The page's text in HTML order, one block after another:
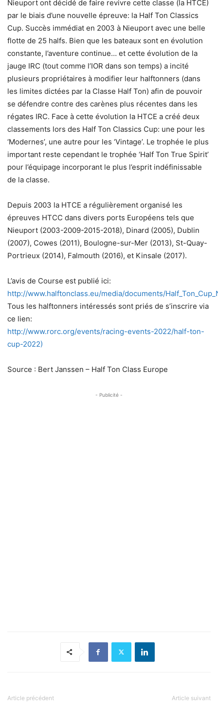
Nieuport ont décidé de faire revivre cette classe (la HTCE)
par le biais d’une nouvelle épreuve: la Half Ton Classics
Cup. Succès immédiat en 2003 à Nieuport avec une belle
flotte de 25 halfs. Bien que les bateaux sont en évolution
constante, l’aventure continue… et cette évolution de la
jauge IRC (tout comme l’IOR dans son temps) a incité
plusieurs propriétaires à modifier leur halftonners (dans
les limites dictées par la Classe Half Ton) afin de pouvoir
se défendre contre des carènes plus récentes dans les
régates IRC. Face à cette évolution la HTCE a créé deux
classements lors des Half Ton Classics Cup: une pour les
‘Modernes’, une autre pour les ‘Vintage’. Le trophée le plus
important reste cependant le trophée ‘Half Ton True Spirit’
pour l’équipage incorporant le plus l’esprit indéfinissable
de la classe.
Depuis 2003 la HTCE a régulièrement organisé les
épreuves HTCC dans divers ports Européens tels que
Nieuport (2003-2009-2015-2018), Dinard (2005), Dublin
(2007), Cowes (2011), Boulogne-sur-Mer (2013), St-Quay-
Portrieux (2014), Falmouth (2016), et Kinsale (2017).
L’avis de Course est publié ici:
http://www.halftonclass.eu/media/documents/
Tous les halftonners intéressés sont priés de s’inscrire via
ce lien:
http://www.rorc.org/events/racing-events-2022/half-ton-
cup-2022)
Source : Bert Janssen – Half Ton Class Europe
- Publicité -
Article précédent Article suivant